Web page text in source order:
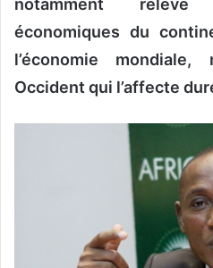
i
l
économiques du
l’économie
Occident qui l’affecte